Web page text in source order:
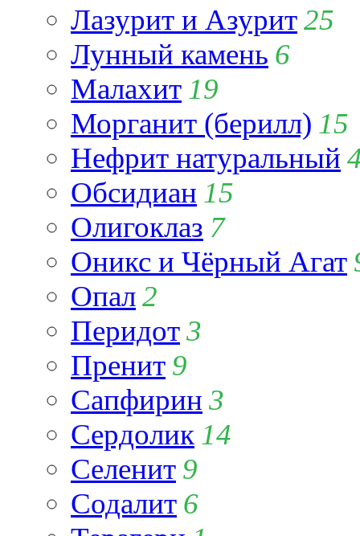
Лазурит и Азурит25
Лунный камень 6
Малахит 19
Морганит (берилл) 15
Нефрит натуральный
Обсидиан 15
Олигоклаз 7
Оникс и Чёрный Агат
Опал2
Перидот3
Пренит 9
Сапфирин 3
Сердолик 14
Селенит 9
Содалит 6